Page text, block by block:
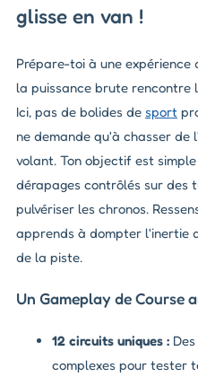
glisse en van !
Prépare-toi à une expérience
la puissance brute rencontre
Ici, pas de bolides de sport
ne demande qu'à chasser
volant. Ton objectif est
dérapages contrôlés sur des
pulvériser les chronos.
apprends à dompter l'inertie
de la piste.
Un Gameplay de Course
12 circuits uniques :
complexes pour tester